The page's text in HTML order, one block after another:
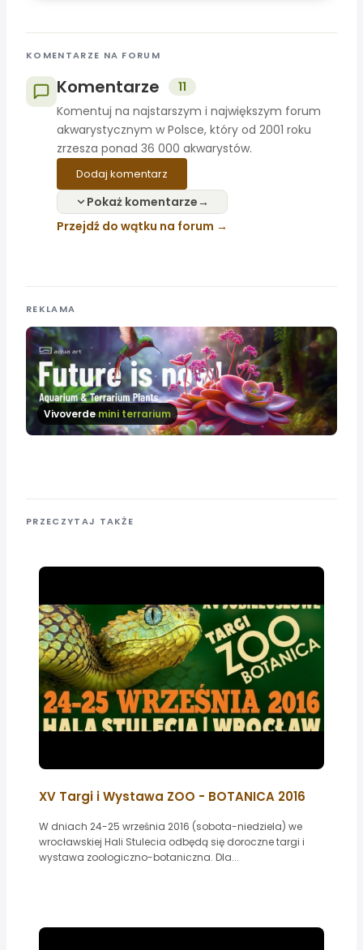
KOMENTARZE NA FORUM
Komentarze
11
Komentuj na najstarszym i największym forum
akwarystycznym w Polsce, który od 2001 roku
zrzesza ponad 36 000 akwarystów.
Dodaj komentarz
Pokaż komentarze
Przejdź do wątku na forum
REKLAMA
Vivoverde mini terrarium
PRZECZYTAJ TAKŻE
XV Targi i Wystawa ZOO - BOTANICA 2016
W dniach 24-25 września 2016 (sobota-niedziela) we
wrocławskiej Hali Stulecia odbędą się doroczne targi i
wystawa zoologiczno-botaniczna. Dla...